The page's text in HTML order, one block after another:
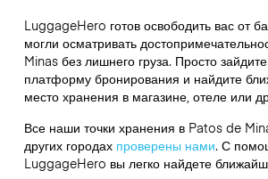
LuggageHero готов освободить вас от
могли осматривать
Minas без лишнего груза. Просто
платформу бронирования и найдите
место хранения в магазине, отеле или
Все наши точки хранения в Patos de
других городах проверены нами. С
LuggageHero вы легко найдете